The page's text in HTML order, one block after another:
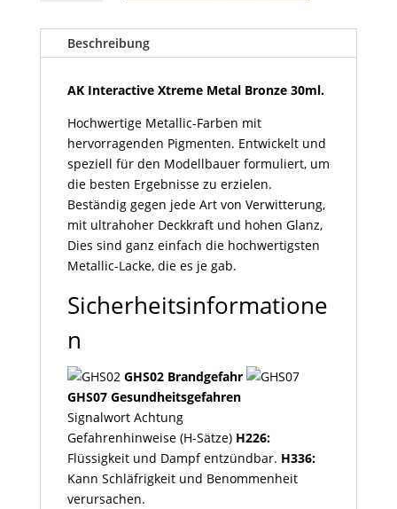
Bronze
Menge
Beschreibung
AK Interactive Xtreme Metal Bronze 30ml.
Hochwertige Metallic-Farben mit
hervorragenden Pigmenten. Entwickelt und
speziell für den Modellbauer formuliert, um
die besten Ergebnisse zu erzielen.
Beständig gegen jede Art von Verwitterung,
mit ultrahoher Deckkraft und hohen Glanz,
Dies sind ganz einfach die hochwertigsten
Metallic-Lacke, die es je gab.
Sicherheitsinformatione
n
GHS02 Brandgefahr
GHS07 Gesundheitsgefahren
Signalwort Achtung
Gefahrenhinweise (H-Sätze) H226:
Flüssigkeit und Dampf entzündbar. H336:
Kann Schläfrigkeit und Benommenheit
verursachen.